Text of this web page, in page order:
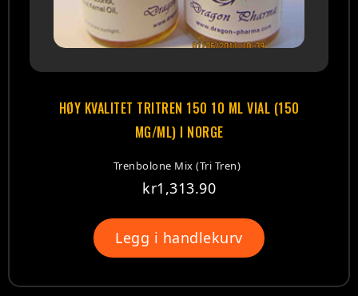
HØY KVALITET TRITREN 150 10 ML VIAL (150
MG/ML) I NORGE
Trenbolone Mix (Tri Tren)
kr1,313.90
Legg i handlekurv